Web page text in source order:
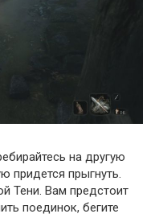
на другую
придется прыгнуть.
Тени. Вам предстоит
поединок, бегите